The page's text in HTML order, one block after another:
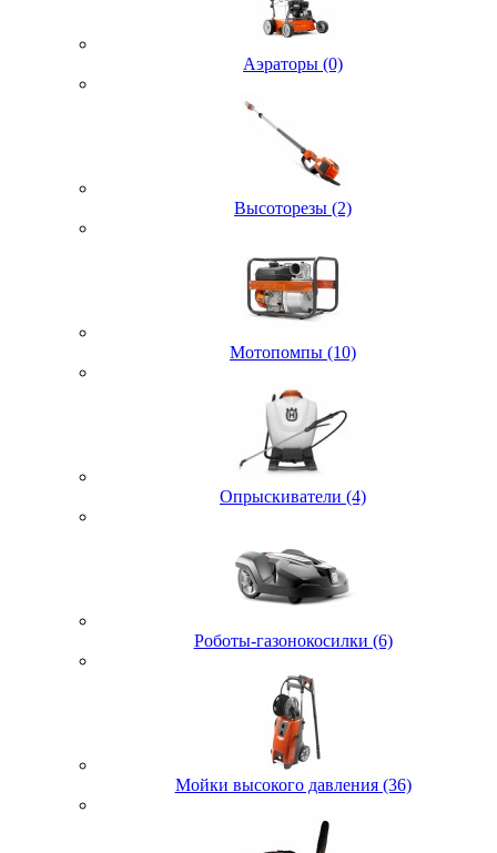
Аэраторы (0)
Высоторезы (2)
Мотопомпы (10)
Опрыскиватели (4)
Роботы-газонокосилки (6)
Мойки высокого давления (36)